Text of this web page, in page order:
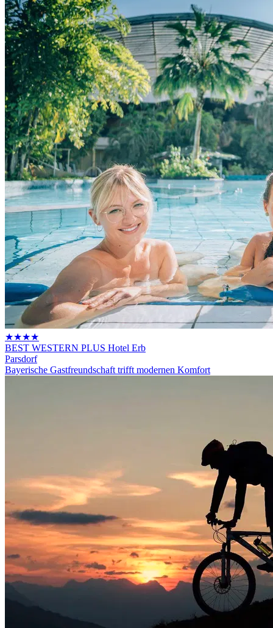
★★★★
BEST WESTERN PLUS Hotel Erb
Parsdorf
Bayerische Gastfreundschaft trifft modernen Komfort